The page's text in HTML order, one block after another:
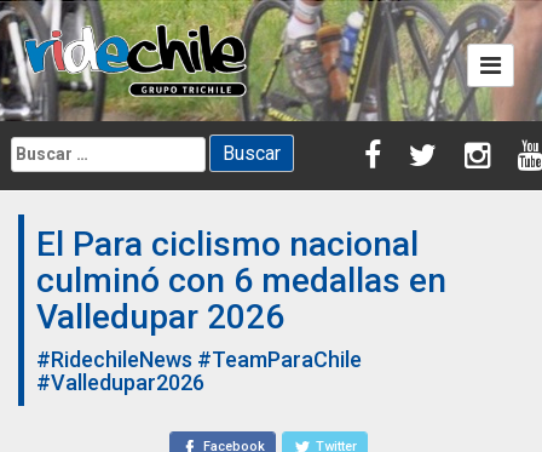
Skip
to
content
Buscar:
El Para ciclismo nacional
culminó con 6 medallas en
Valledupar 2026
#RidechileNews #TeamParaChile
#Valledupar2026
Facebook Twitter